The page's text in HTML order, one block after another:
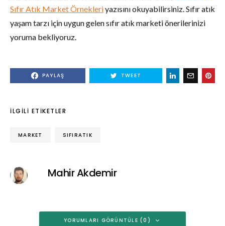
Sıfır Atık Market Örnekleriyazısını okuyabilirsiniz. Sıfır atık
yaşam tarzı için uygun gelen sıfır atık marketi önerilerinizi
yoruma bekliyoruz.
PAYLAŞ TWEET
İLGILI ETIKETLER
MARKET SIFIRATIK
Mahir Akdemir
YORUMLARI GÖRÜNTÜLE (0)